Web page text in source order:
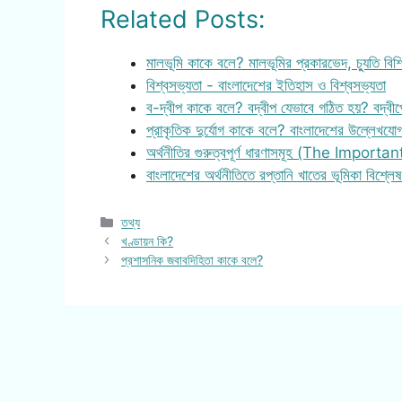
Related Posts:
মালভূমি কাকে বলে? মালভূমির প্রকারভেদ, চ্যুতি
বিশ্বসভ্যতা - বাংলাদেশের ইতিহাস ও বিশ্বসভ্যতা
ব-দ্বীপ কাকে বলে? বদ্বীপ যেভাবে গঠিত হয়?
প্রাকৃতিক দুর্যোগ কাকে বলে? বাংলাদেশের
অর্থনীতির গুরুত্বপূর্ণ ধারণাসমূহ (The
বাংলাদেশের অর্থনীতিতে রপ্তানি খাতের ভূমিকা
Categories
তথ্য
খণ্ডায়ন কি?
প্রশাসনিক জবাবদিহিতা কাকে বলে?